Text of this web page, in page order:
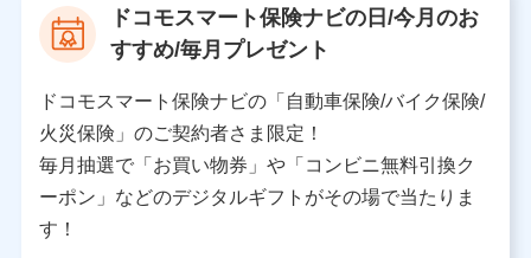
当社又は株式会社NTTドコモが提供する保険関連サービ
スにおけるユーザ登録受付および管理のため
を受けている保険会社・提携会社の保険その他に関する
情報を提供するため、また維持管理等の委託業務遂行の
ため、またそれらに付帯、関連する当社、株式会社NTT
ドコモおよび提携会社のサービスを案内、提供するため
（各サービスで取得したサービス利用履歴、ウェブサイ
トの閲覧履歴、購買履歴、ご契約内容等のパーソナルデ
ータを分析して、お客さまの趣味・嗜好・傾向に応じた
ドコモスマート保険ナビの日/今月のお
すすめ/毎月プレゼント
ドコモスマート保険ナビの「自動車保険/バイク保険/
火災保険」のご契約者さま限定！
毎月抽選で「お買い物券」や「コンビニ無料引換ク
ーポン」などのデジタルギフトがその場で当たりま
す！